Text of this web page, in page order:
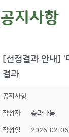
공지사항
[선정결과 안내] '
결과
공지사항
작성자 숲과나눔
작성일 2026-02-